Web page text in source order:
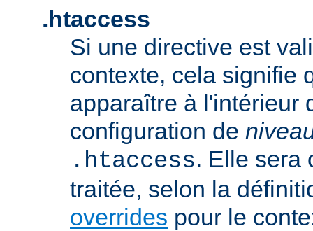
.htaccess
Si une directive est
contexte, cela signifie
apparaître à l'intérieur
configuration de
.htaccess. Elle sera
traitée, selon la
overrides pour le